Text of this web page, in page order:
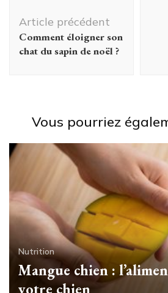
d'article
Article précédent
Comment éloigner son
chat du sapin de noël ?
Vous pourriez
Nutrition
Mangue chien :
votre chien